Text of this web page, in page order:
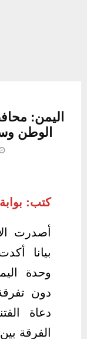
اليمن:
الوطن
كتب:
أصدرت
بيانا
وحدة
دون
دعاة
الفرقة